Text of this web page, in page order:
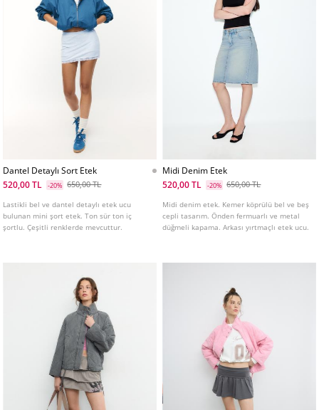
Dantel Detaylı Sort Etek
520,00 TL
-20% 650,00 TL
Lastikli bel ve dantel detaylı etek ucu
bulunan mini şort etek. Ton sür ton iç
şortlu. Çeşitli renklerde mevcuttur.
Midi Denim Etek
520,00 TL
-20% 650,00 TL
Midi denim etek. Kemer köprülü bel ve beş
cepli tasarım. Önden fermuarlı ve metal
düğmeli kapama. Arkası yırtmaçlı etek ucu.